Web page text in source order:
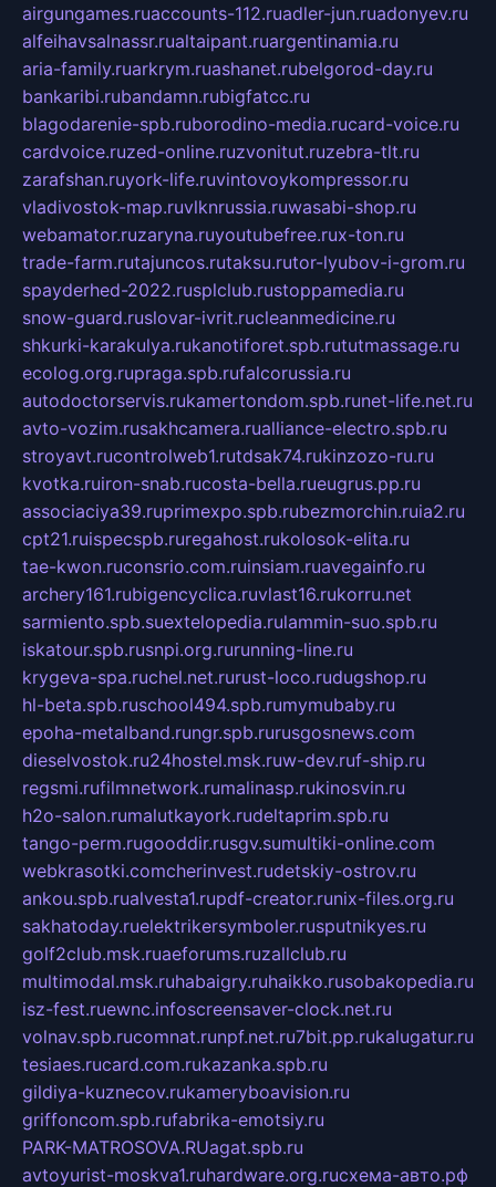
airgungames.ruaccounts-112.ruadler-jun.ruadonyev.ru
alfeihavsalnassr.rualtaipant.ruargentinamia.ru
aria-family.ruarkrym.ruashanet.rubelgorod-day.ru
bankaribi.rubandamn.rubigfatcc.ru
blagodarenie-spb.ruborodino-media.rucard-voice.ru
cardvoice.ruzed-online.ruzvonitut.ruzebra-tlt.ru
zarafshan.ruyork-life.ruvintovoykompressor.ru
vladivostok-map.ruvlknrussia.ruwasabi-shop.ru
webamator.ruzaryna.ruyoutubefree.rux-ton.ru
trade-farm.rutajuncos.rutaksu.rutor-lyubov-i-grom.ru
spayderhed-2022.rusplclub.rustoppamedia.ru
snow-guard.ruslovar-ivrit.rucleanmedicine.ru
shkurki-karakulya.rukanotiforet.spb.rututmassage.ru
ecolog.org.rupraga.spb.rufalcorussia.ru
autodoctorservis.rukamertondom.spb.runet-life.net.ru
avto-vozim.rusakhcamera.rualliance-electro.spb.ru
stroyavt.rucontrolweb1.rutdsak74.rukinzozo-ru.ru
kvotka.ruiron-snab.rucosta-bella.rueugrus.pp.ru
associaciya39.ruprimexpo.spb.rubezmorchin.ruia2.ru
cpt21.ruispecspb.ruregahost.rukolosok-elita.ru
tae-kwon.ruconsrio.com.ruinsiam.ruavegainfo.ru
archery161.rubigencyclica.ruvlast16.rukorru.net
sarmiento.spb.suextelopedia.rulammin-suo.spb.ru
iskatour.spb.rusnpi.org.rurunning-line.ru
krygeva-spa.ruchel.net.rurust-loco.rudugshop.ru
hl-beta.spb.ruschool494.spb.rumymubaby.ru
epoha-metalband.rungr.spb.rurusgosnews.com
dieselvostok.ru24hostel.msk.ruw-dev.ruf-ship.ru
regsmi.rufilmnetwork.rumalinasp.rukinosvin.ru
h2o-salon.rumalutkayork.rudeltaprim.spb.ru
tango-perm.rugooddir.rusgv.sumultiki-online.com
webkrasotki.comcherinvest.rudetskiy-ostrov.ru
ankou.spb.rualvesta1.rupdf-creator.runix-files.org.ru
sakhatoday.ruelektrikersymboler.rusputnikyes.ru
golf2club.msk.ruaeforums.ruzallclub.ru
multimodal.msk.ruhabaigry.ruhaikko.rusobakopedia.ru
isz-fest.ruewnc.infoscreensaver-clock.net.ru
volnav.spb.rucomnat.runpf.net.ru7bit.pp.rukalugatur.ru
tesiaes.rucard.com.rukazanka.spb.ru
gildiya-kuznecov.rukameryboavision.ru
griffoncom.spb.rufabrika-emotsiy.ru
PARK-MATROSOVA.RUagat.spb.ru
avtoyurist-moskva1.ruhardware.org.ruсхема-авто.рф